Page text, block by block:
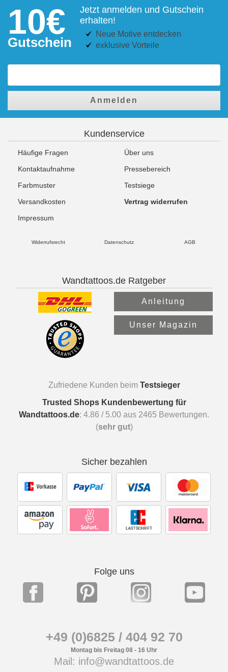
10€
Gutschein
Jetzt anmelden und Gutschein
erhalten!
Neue Motive entdecken
exklusive Vorteile
Anmelden
Kundenservice
Häufige Fragen
Über uns
Kontaktaufnahme
Pressebereich
Farbmuster
Testsiege
Versandkosten
Vertrag widerrufen
Impressum
Widerrufsrecht Datenschutz AGB
Wandtattoos.de Ratgeber
Anleitung
Unser Magazin
Zufriedene Kunden beim Testsieger
Trusted Shops Kundenbewertung für
Wandtattoos.de: 4.86 / 5.00 aus 2465 Bewertungen.
(sehr gut)
Sicher bezahlen
Folge uns
+49 (0)6825 / 404 92 70
Montag bis Freitag 08 - 16 Uhr
Mail: info@wandtattoos.de